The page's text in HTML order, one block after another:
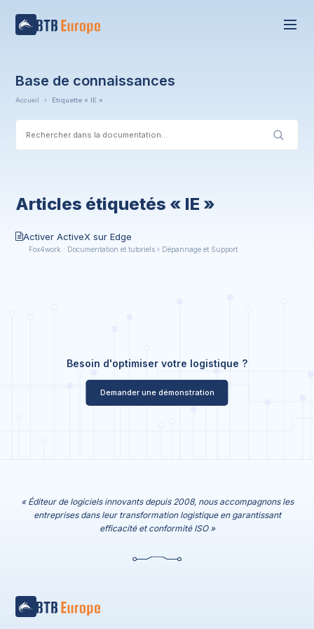
Base de connaissances
Accueil › Étiquette « IE »
Articles étiquetés « IE »
Activer ActiveX sur Edge
Fox4work : Documentation et tutoriels › Dépannage et Support
Besoin d'optimiser votre logistique ?
Demander une démonstration
« Éditeur de logiciels innovants depuis 2008, nous accompagnons les
entreprises dans leur transformation logistique en garantissant
efficacité et conformité ISO »